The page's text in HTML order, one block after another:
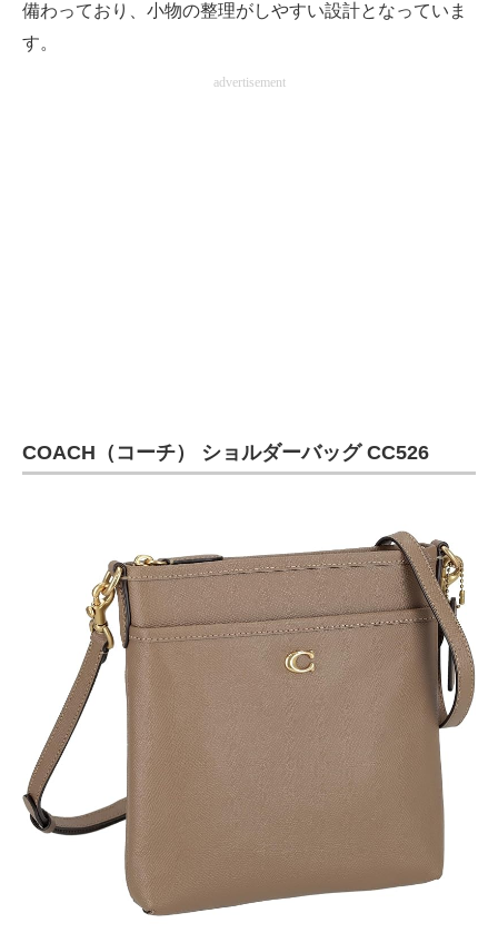
備わっており、小物の整理がしやすい設計となっていま
す。
advertisement
COACH（コーチ） ショルダーバッグ CC526